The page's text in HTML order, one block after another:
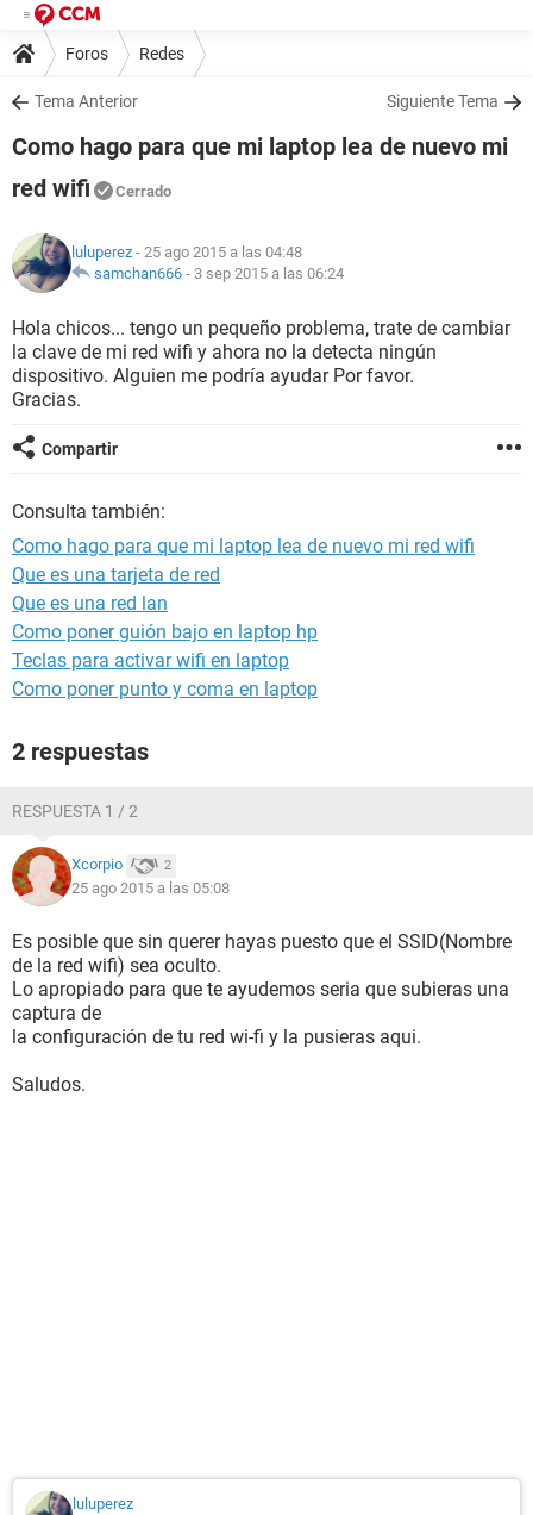
Foros Redes
Tema Anterior Siguiente Tema
Como hago para que mi laptop lea de nuevo mi
red wifi
Cerrado
luluperez - 25 ago 2015 a las 04:48
samchan666 - 3 sep 2015 a las 06:24
Hola chicos... tengo un pequeño problema, trate de cambiar
la clave de mi red wifi y ahora no la detecta ningún
dispositivo. Alguien me podría ayudar Por favor.
Gracias.
Compartir
Consulta también:
Como hago para que mi laptop lea de nuevo mi red wifi
Que es una tarjeta de red
Que es una red lan
Como poner guión bajo en laptop hp
Teclas para activar wifi en laptop
Como poner punto y coma en laptop
2 respuestas
RESPUESTA 1 / 2
Xcorpio 2
25 ago 2015 a las 05:08
Es posible que sin querer hayas puesto que el SSID(Nombre
de la red wifi) sea oculto.
Lo apropiado para que te ayudemos seria que subieras una
captura de
la configuración de tu red wi-fi y la pusieras aqui.
Saludos.
luluperez